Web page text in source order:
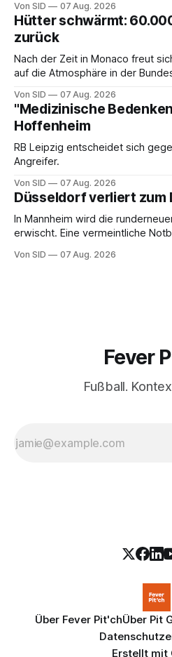
Von SID 07 Aug. 2026
Hütter schwärmt:
zurück
Nach der Zeit in Monaco freut
auf die Atmosphäre in der
Von SID 07 Aug. 2026
"Medizinische
Hoffenheim
RB Leipzig entscheidet sich
Angreifer.
Von SID 07 Aug. 2026
Düsseldorf verliert
In Mannheim wird die
erwischt. Eine vermeintliche
Von SID 07 Aug. 2026
Fever
Fußball.
Über Fever Pit'chÜber Pit
Erstellt mit